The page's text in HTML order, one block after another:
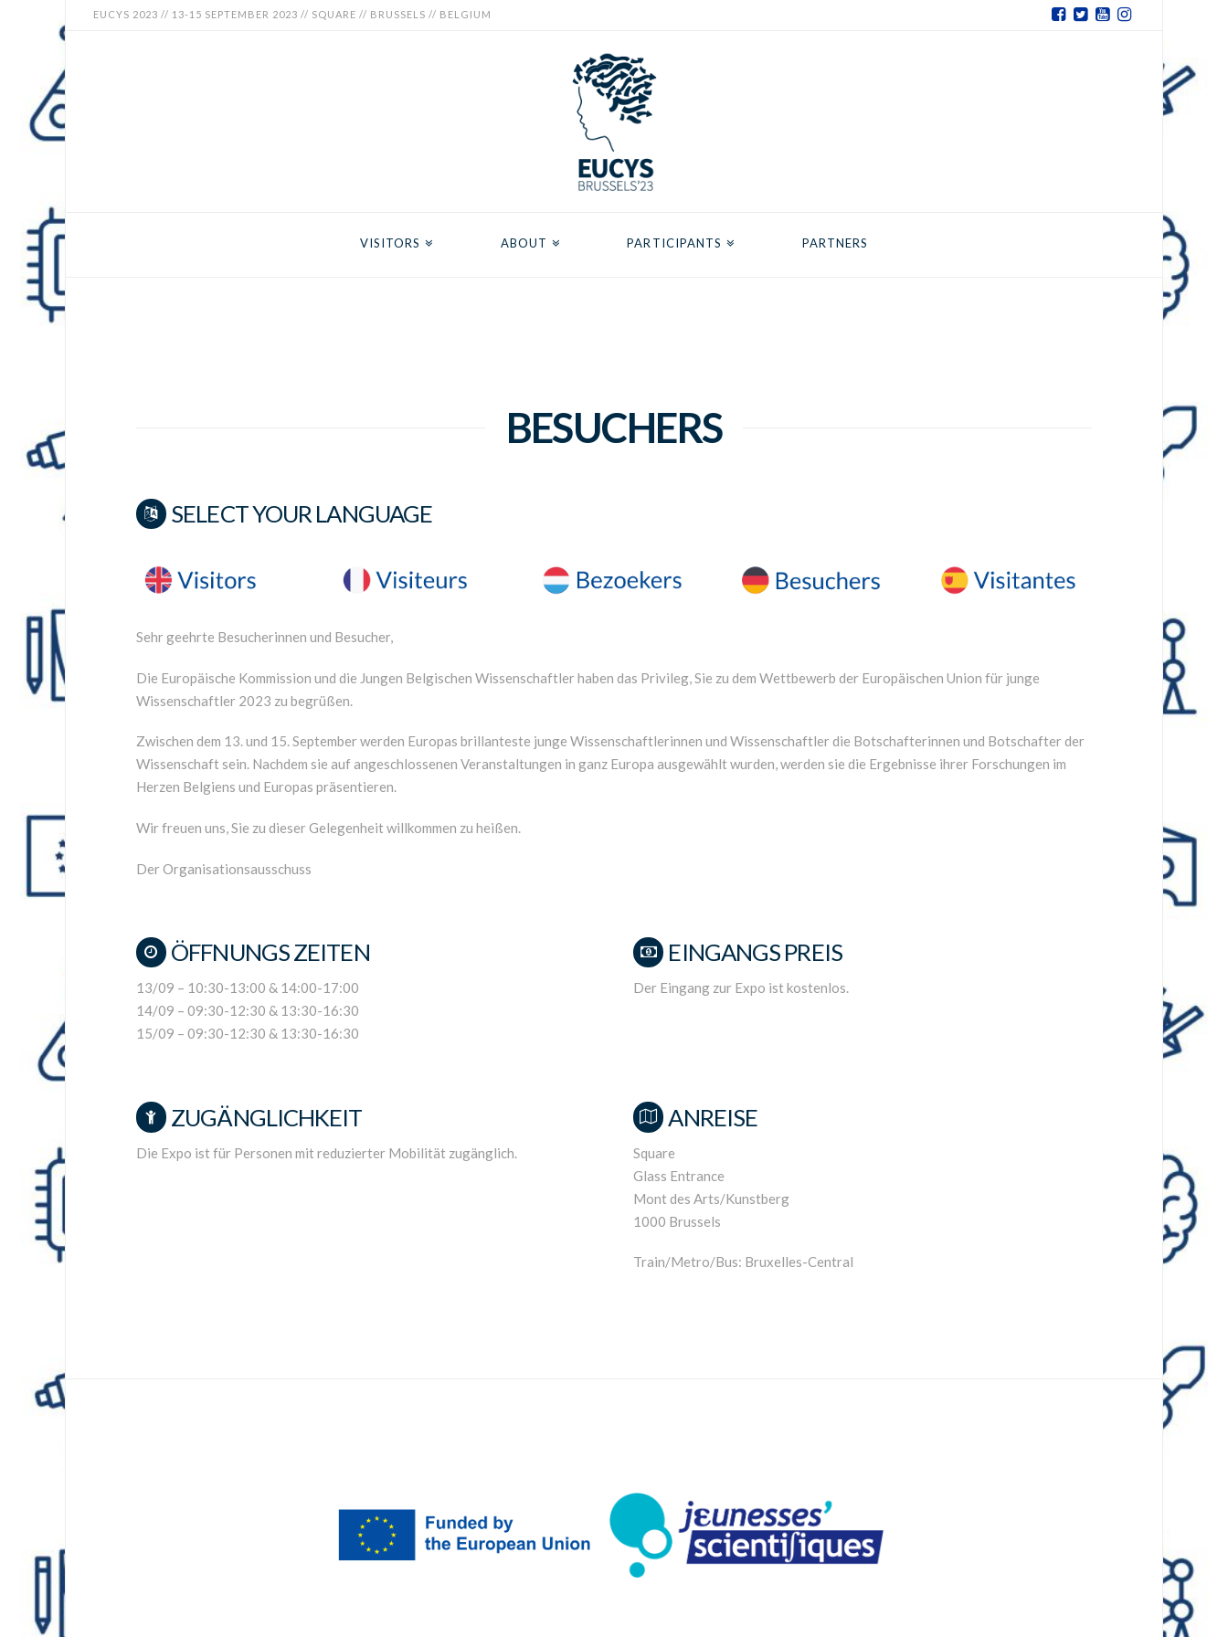
EUCYS 2023 // 13-15 SEPTEMBER 2023 // SQUARE // BRUSSELS // BELGIUM
VISITORS ABOUT PARTICIPANTS PARTNERS
BESUCHERS
SELECT YOUR LANGUAGE
Sehr geehrte Besucherinnen und Besucher,
Die Europäische Kommission und die Jungen Belgischen Wissenschaftler haben das Privileg, Sie zu dem Wettbewerb der Europäischen Union für junge
Wissenschaftler 2023 zu begrüßen.
Zwischen dem 13. und 15. September werden Europas brillanteste junge Wissenschaftlerinnen und Wissenschaftler die Botschafterinnen und Botschafter der
Wissenschaft sein. Nachdem sie auf angeschlossenen Veranstaltungen in ganz Europa ausgewählt wurden, werden sie die Ergebnisse ihrer Forschungen im
Herzen Belgiens und Europas präsentieren.
Wir freuen uns, Sie zu dieser Gelegenheit willkommen zu heißen.
Der Organisationsausschuss
ÖFFNUNGS ZEITEN
13/09 – 10:30-13:00 & 14:00-17:00
14/09 – 09:30-12:30 & 13:30-16:30
15/09 – 09:30-12:30 & 13:30-16:30
EINGANGS PREIS
Der Eingang zur Expo ist kostenlos.
ZUGÄNGLICHKEIT
Die Expo ist für Personen mit reduzierter Mobilität zugänglich.
ANREISE
Square
Glass Entrance
Mont des Arts/Kunstberg
1000 Brussels
Train/Metro/Bus: Bruxelles-Central